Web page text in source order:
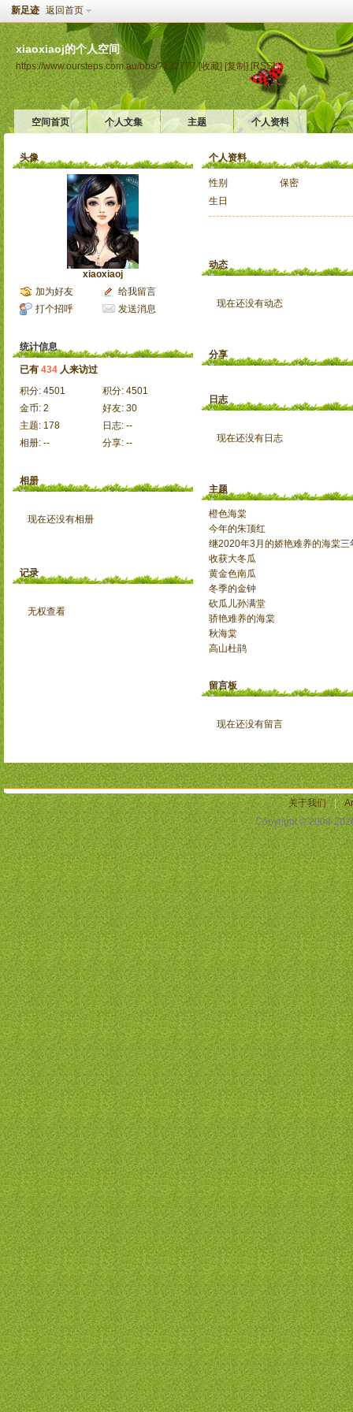
新足迹 返回首页
xiaoxiaoj的个人空间
https://www.oursteps.com.au/bbs/?132777 [收藏] [复制] [RSS]
空间首页 个人文集 主题 个人资料
头像
xiaoxiaoj
加为好友
给我留言
打个招呼
发送消息
统计信息
已有 434 人来访过
积分: 4501 积分: 4501
金币: 2 好友: 30
主题: 178 日志: --
相册: -- 分享: --
相册
现在还没有相册
记录
无权查看
个人资料
性别
保密
生日
动态
现在还没有动态
分享
日志
现在还没有日志
主题
橙色海棠
今年的朱顶红
继2020年3月的娇艳难养的海棠三
收获大冬瓜
黄金色南瓜
冬季的金钟
砍瓜儿孙满堂
骄艳难养的海棠
秋海棠
高山杜鹃
留言板
现在还没有留言
关于我们 |
Copyright © 2008-